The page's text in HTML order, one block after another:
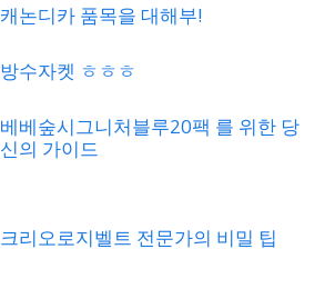
캐논디카 품목을 대해부!
방수자켓 ㅎㅎㅎ
베베숲시그니처블루20팩 를 위한 당
신의 가이드
크리오로지벨트 전문가의 비밀 팁